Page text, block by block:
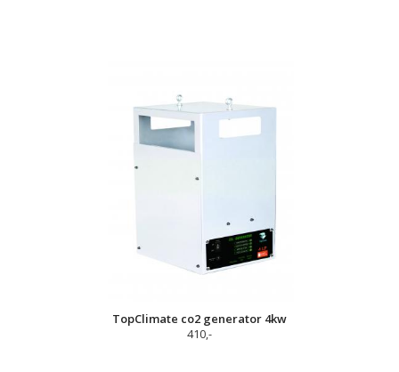
TopClimate co2 generator 4kw
410,-